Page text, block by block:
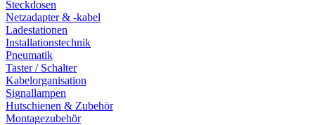
Steckdosen
Netzadapter & -kabel
Ladestationen
Installationstechnik
Pneumatik
Taster / Schalter
Kabelorganisation
Signallampen
Hutschienen & Zubehör
Montagezubehör